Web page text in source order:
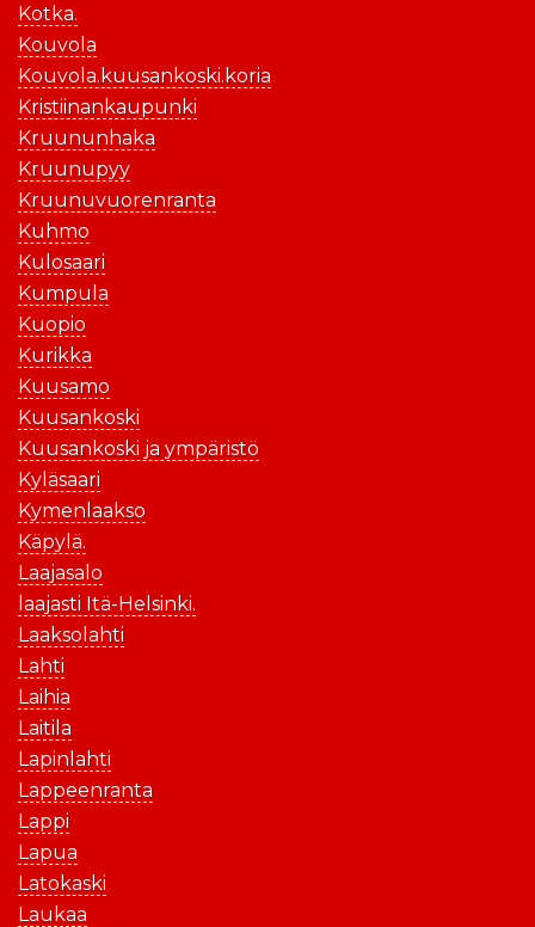
Kotka.
Kouvola
Kouvola.kuusankoski.koria
Kristiinankaupunki
Kruununhaka
Kruunupyy
Kruunuvuorenranta
Kuhmo
Kulosaari
Kumpula
Kuopio
Kurikka
Kuusamo
Kuusankoski
Kuusankoski ja ympäristö
Kyläsaari
Kymenlaakso
Käpylä.
Laajasalo
laajasti Itä-Helsinki.
Laaksolahti
Lahti
Laihia
Laitila
Lapinlahti
Lappeenranta
Lappi
Lapua
Latokaski
Laukaa